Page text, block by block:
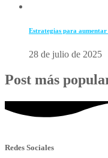
Estrategias para aumentar
28 de julio de 2025
Post más
Redes Sociales